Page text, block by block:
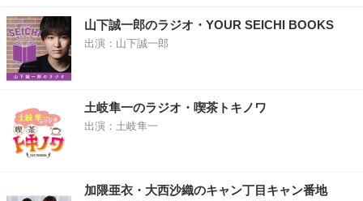
山下誠一郎のラジオ・YOUR SEICHI BOOKS
出演：山下誠一郎
土岐隼一のラジオ・喫茶トキノワ
出演：土岐隼一
加隈亜衣・大西沙織のキャン丁目キャン番地